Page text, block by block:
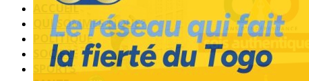
ACCUEIL
QUI SOMMES-NOUS?
POLITIQUE
SOCIETE
SPORTS